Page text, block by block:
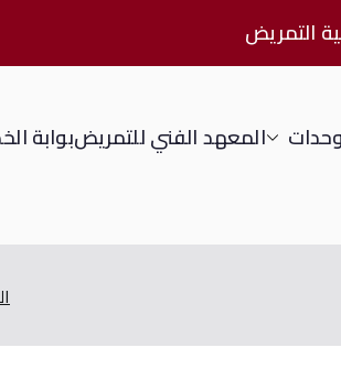
التمريض
المعهد الفني للتمريضبوابة